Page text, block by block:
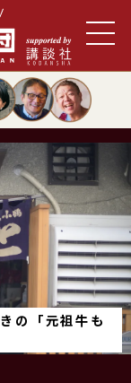
の「元祖牛も